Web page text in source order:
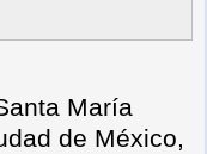
María
de México,